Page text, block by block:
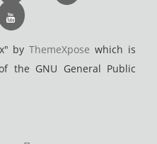
byThemeXpose which is
the GNU General Public